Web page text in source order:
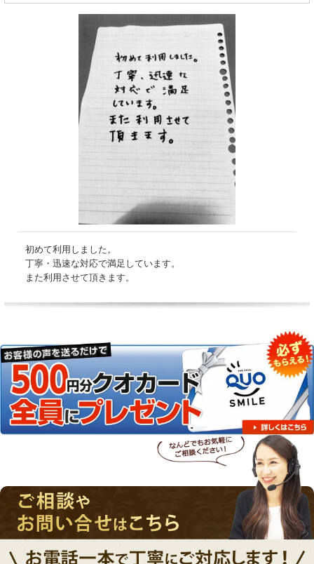
初めて利用しました。
丁寧・迅速な対応で満足しています。
また利用させて頂きます。